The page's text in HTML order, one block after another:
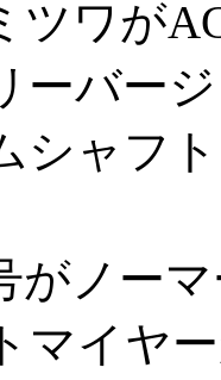
ツワが
ーバー
シャフ
がノー
マイヤ